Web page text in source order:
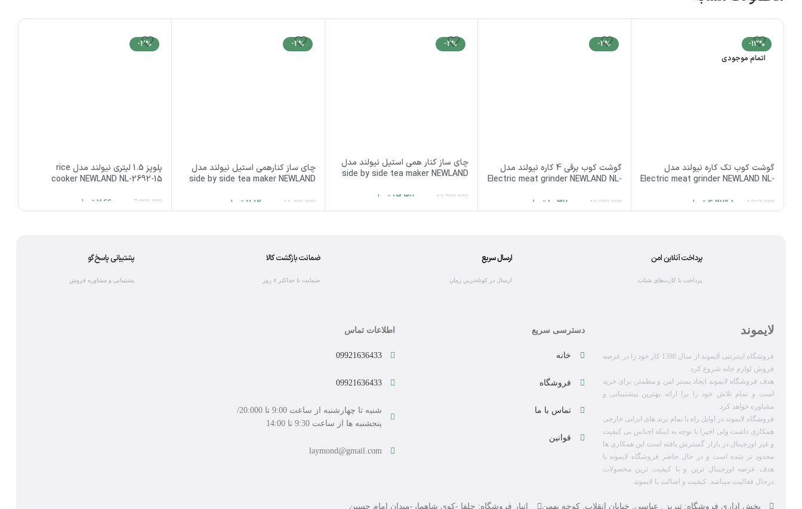
-13%
اتمام موجودی
گوشت کوب تک کاره نیولند مدل
Electric meat grinder NEWLAND NL-
4,913,800
4,279,100 تومان
-2%
گوشت کوب برقی 4 کاره نیولند مدل
Electric meat grinder NEWLAND NL-
10,600,000
10,370,000 تومان
-2%
چای ساز کنار همی استیل نیولند مدل
side by side tea maker NEWLAND
13,700,000
13,370,000 تومان
افزودن به سبد خرید
-2%
چای ساز کنارهمی استیل نیولند مدل
side by side tea maker NEWLAND
11,400,000
11,120,000 تومان
-3%
پلوپز 1.5 لیتری نیولند مدل rice
cooker NEWLAND NL-2692-15
7,900,000
7,660,000 تومان
پرداخت آنلاین امن
پرداخت با کارت‌های شتاب
ارسال سریع
ارسال در کوتاه‌ترین زمان
ضمانت بازگشت کالا
ضمانت تا حداکثر ۷ روز
پشتیبانی پاسخ‌گو
پشتیبانی و مشاوره فروش
لایموند
فروشگاه اینترنتی لایموند از سال 1398 کار خود را در عرصه
فروش لوازم خانه شروع کرد.
هدف فروشگاه لایموند ایجاد بستر امن و مطمئن برای خرید
است و تمام تلاش خود را برا ارائه بهترین پیشتیبانی و
مشاوره خواهد کرد.
فروشگاه لایموند در اوایل راه با تمام برند های ایرانی خارجی
همکاری داشت ولی اخیرا با توجه به اینکه اجناس بی کیفیت
و غیر اورجینال در بازار گسترش یافته است این همکاری ها
محدود تر شده است و در حال حاضر فروشگاه لایموند با
هدف عرضه اورجینال ترین و با کیفیت ترین محصولات
درحال فعالیت میباشد. کیفیت و اصالت با لایموند
دسترسی سریع
خانه
فروشگاه
تماس با ما
قوانین
اطلاعات تماس
09921636433
09921636433
شنبه تا چهارشنبه از ساعت 9:00 تا 20:000/
پنجشنبه ها از ساعت 9:30 تا 14:00
laymond@gmail.com
بخش اداری فروشگاه: تبریز . عباسی. خیابان انقلاب. کوچه بهمن انبار فروشگاه: جلفا -کوی شاهمار-میدان امام حسین